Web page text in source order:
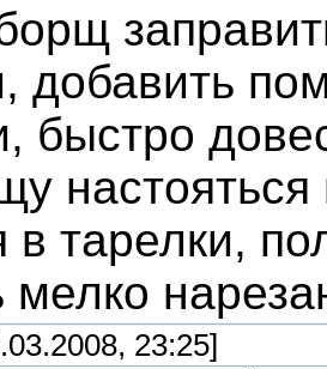
добавить
быстро
в тарелки,
мелко
23:25]